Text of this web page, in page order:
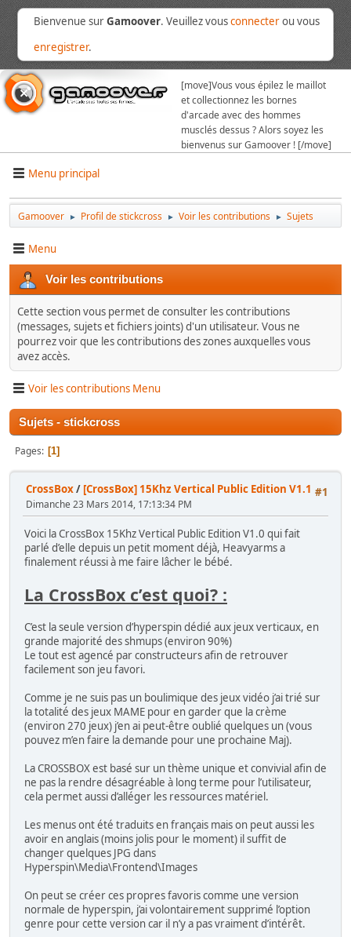
Bienvenue surGamoover. Veuillez vousconnecterou vous
enregistrer.
[move]Vous vous épilez le maillot
et collectionnez les bornes
d'arcade avec des hommes
musclés dessus ? Alors soyez les
bienvenus sur Gamoover ! [/move]
Menu principal
Gamoover ► Profil de stickcross ► Voir les contributions ► Sujets
Menu
Voir les contributions
Cette section vous permet de consulter les contributions
(messages, sujets et fichiers joints) d'un utilisateur. Vous ne
pourrez voir que les contributions des zones auxquelles vous
avez accès.
Voir les contributions Menu
Sujets - stickcross
Pages 1
#1
CrossBox/ [CrossBox] 15Khz Vertical Public Edition V1.1
Dimanche 23 Mars 2014, 17:13:34 PM
Voici la CrossBox 15Khz Vertical Public Edition V1.0 qui fait
parlé d’elle depuis un petit moment déjà, Heavyarms a
finalement réussi à me faire lâcher le bébé.
La CrossBox c’est quoi? :
C’est la seule version d’hyperspin dédié aux jeux verticaux, en
grande majorité des shmups (environ 90%)
Le tout est agencé par constructeurs afin de retrouver
facilement son jeu favori.
Comme je ne suis pas un boulimique des jeux vidéo j’ai trié sur
la totalité des jeux MAME pour en garder que la crème
(environ 270 jeux) j’en ai peut-être oublié quelques un (vous
pouvez m’en faire la demande pour une prochaine Maj).
La CROSSBOX est basé sur un thème unique et convivial afin de
ne pas la rendre désagréable à long terme pour l’utilisateur,
cela permet aussi d’alléger les ressources matériel.
Les menus ont été traduits en français mais on peut aussi les
avoir en anglais (moins jolis pour le moment) il suffit de
changer quelques JPG dans
Hyperspin\Media\Frontend\Images
On peut se créer ces propres favoris comme une version
normale de hyperspin, j’ai volontairement supprimé l’option
genre pour cette version car il n’y a pas vraiment d’intérêt.